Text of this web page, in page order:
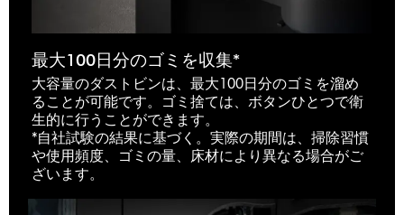
最大100日分のゴミを収集*
大容量のダストビンは、最大100日分のゴミを溜め
ることが可能です。ゴミ捨ては、ボタンひとつで衛
生的に行うことができます。
*自社試験の結果に基づく。実際の期間は、掃除習慣
や使用頻度、ゴミの量、床材により異なる場合がご
ざいます。